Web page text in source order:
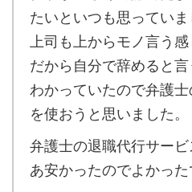
たいといつも思っていま
上司も上からモノ言う感
だから自分で辞めると
わかっていたので弁護
を使おうと思いました。
弁護士の退職代行サー
あ安かったのでよかった